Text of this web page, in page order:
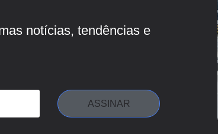
notícias, tendências e
ASSINAR